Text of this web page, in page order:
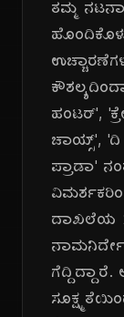
ತಮ್ಮ ನಟನಾ
ಹಂಟರ್',
ಚಾಯ್ಸ್',
ಪ್ರಾಡಾ'
ದಾಖಲೆಯ